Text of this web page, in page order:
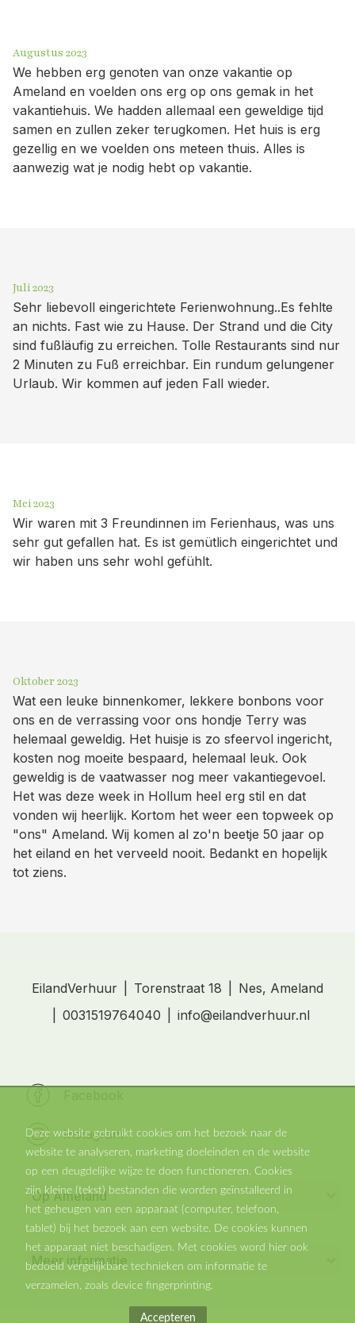
Augustus 2023
We hebben erg genoten van onze vakantie op
Ameland en voelden ons erg op ons gemak in het
vakantiehuis. We hadden allemaal een geweldige tijd
samen en zullen zeker terugkomen. Het huis is erg
gezellig en we voelden ons meteen thuis. Alles is
aanwezig wat je nodig hebt op vakantie.
Juli 2023
Sehr liebevoll eingerichtete Ferienwohnung..Es fehlte
an nichts. Fast wie zu Hause. Der Strand und die City
sind fußläufig zu erreichen. Tolle Restaurants sind nur
2 Minuten zu Fuß erreichbar. Ein rundum gelungener
Urlaub. Wir kommen auf jeden Fall wieder.
Mei 2023
Wir waren mit 3 Freundinnen im Ferienhaus, was uns
sehr gut gefallen hat. Es ist gemütlich eingerichtet und
wir haben uns sehr wohl gefühlt.
Oktober 2023
Wat een leuke binnenkomer, lekkere bonbons voor
ons en de verrassing voor ons hondje Terry was
helemaal geweldig. Het huisje is zo sfeervol ingericht,
kosten nog moeite bespaard, helemaal leuk. Ook
geweldig is de vaatwasser nog meer vakantiegevoel.
Het was deze week in Hollum heel erg stil en dat
vonden wij heerlijk. Kortom het weer een topweek op
"ons" Ameland. Wij komen al zo'n beetje 50 jaar op
het eiland en het verveeld nooit. Bedankt en hopelijk
tot ziens.
EilandVerhuur Torenstraat 18
Nes, Ameland
0031519764040
info@eilandverhuur.nl
Instagram
Op Ameland
Vakantiehuis in Nes
Vakantiehuisje in Buren
Vakantiehuis in Ballum
Vakantiehuisje in Hollum
Huisje Ameland met hond
Meer informatie
Praktische informatie
Wat te doen op Ameland
Deze website gebruikt cookies om het bezoek naar de
website te analyseren, marketing doeleinden en de website
op een deugdelijke wijze te doen functioneren. Cookies
zijn kleine (tekst) bestanden die worden geïnstalleerd in
het geheugen van een apparaat (computer, telefoon,
tablet) bij het bezoek aan een website. De cookies kunnen
het apparaat niet beschadigen. Met cookies word hier ook
bedoeld vergelijkbare technieken om informatie te
verzamelen, zoals device fingerprinting.
Accepteren